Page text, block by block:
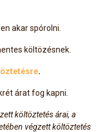
akar spórolni.
költözésnek.
.
árat fog kapni.
költöztetés árai, a
végzett költöztetés